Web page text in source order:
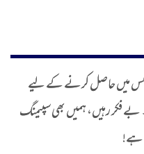
میں حاصل کرنے کے لیے
فکر رہیں، ہمیں بھی سپیمنگ